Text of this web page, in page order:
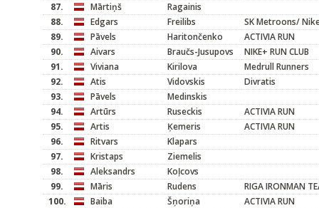
87.
Mārtiņš
Ragainis
88.
Edgars Freilibs
SK Metroons/
89.
Pāvels Haritončenko
ACTIVIA RUN
90.
Aivars Braučs-Jusupovs
NIKE+ RUN CLUB
91.
Viviana Kirilova
Medrull Runners
92.
Atis Vidovskis
Divratis
93.
Pāvels
Medinskis
94.
Artūrs Ruseckis
ACTIVIA RUN
95.
Artis Ķemeris
ACTIVIA RUN
96.
Ritvars
Klapars
97.
Kristaps
Ziemelis
98.
Aleksandrs
Koļcovs
99.
Māris Rudens
RIGA IRONMAN
100.
Baiba Šņoriņa
ACTIVIA RUN